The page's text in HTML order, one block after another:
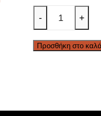
σε
μπλε
- +
Προσθήκη στο